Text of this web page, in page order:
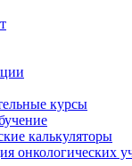
курсы
калькуляторы
oнкологических